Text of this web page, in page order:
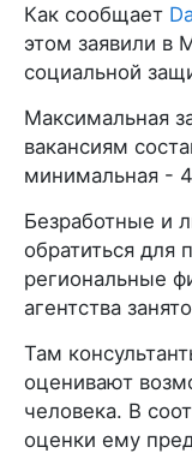
Как сообщает
этом заявили в
социальной
Максимальная
вакансиям
минимальная -
Безработные и
обратиться для
региональные
агентства
Там
оценивают
человека. В
оценки ему